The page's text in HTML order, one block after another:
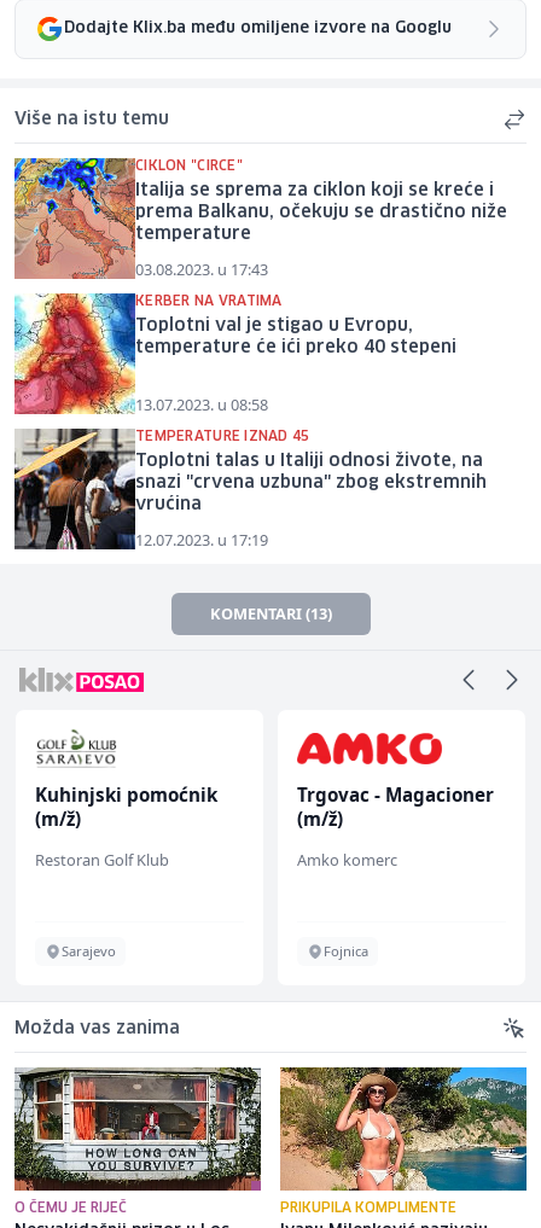
Dodajte Klix.ba među omiljene izvore na Googlu
Više na istu temu
CIKLON "CIRCE"
Italija se sprema za ciklon koji se kreće i
prema Balkanu, očekuju se drastično niže
temperature
03.08.2023. u 17:43
KERBER NA VRATIMA
Toplotni val je stigao u Evropu,
temperature će ići preko 40 stepeni
13.07.2023. u 08:58
TEMPERATURE IZNAD 45
Toplotni talas u Italiji odnosi živote, na
snazi "crvena uzbuna" zbog ekstremnih
vrućina
12.07.2023. u 17:19
KOMENTARI (13)
Kuhinjski pomoćnik
(m/ž)
Restoran Golf Klub
Sarajevo
Trgovac - Magacioner
(m/ž)
Amko komerc
Fojnica
Možda vas zanima
O ČEMU JE RIJEČ PRIKUPILA KOMPLIMENTE